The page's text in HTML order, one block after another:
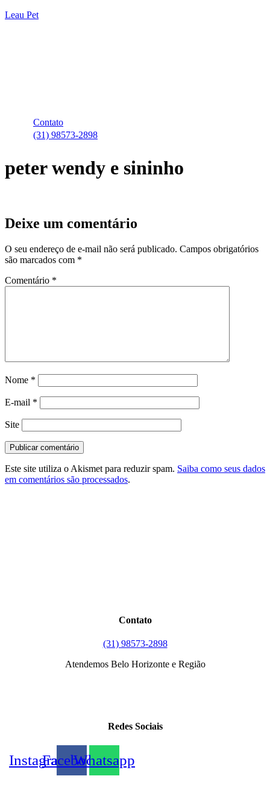
Leau Pet
Contato
(31) 98573-2898
peter wendy e sininho
Deixe um comentário
O seu endereço de e-mail não será publicado. Campos obrigatórios
são marcados com *
Comentário *
Nome *
E-mail *
Site
Este site utiliza o Akismet para reduzir spam. Saiba como seus dados
em comentários são processados.
Contato
(31) 98573-2898
Atendemos Belo Horizonte e Região
Redes Sociais
InstagramFacebookWhatsapp